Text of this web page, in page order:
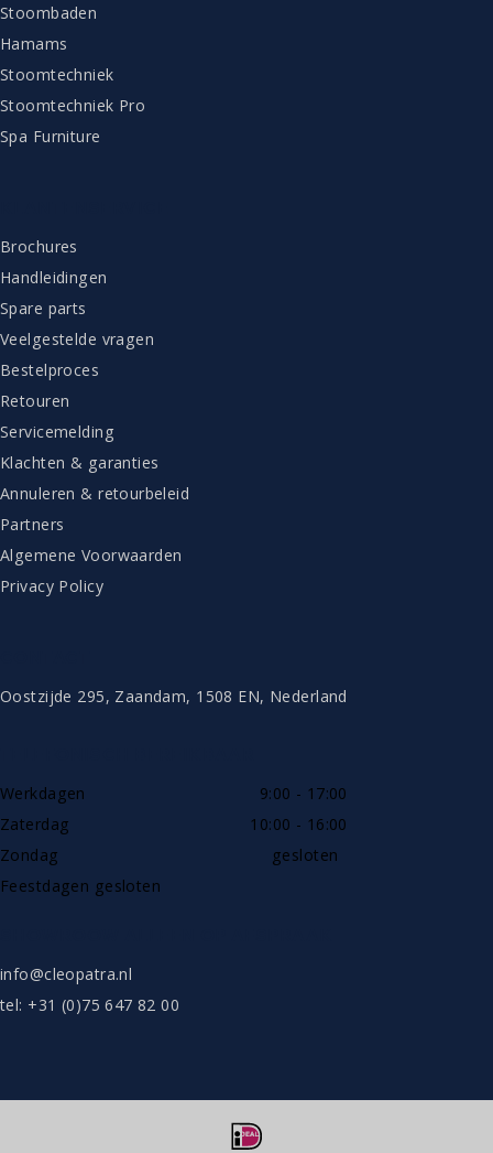
Stoombaden
Hamams
Stoomtechniek
Stoomtechniek Pro
Spa Furniture
Brochures
Handleidingen
Spare parts
Veelgestelde vragen
Bestelproces
Retouren
Servicemelding
Klachten & garanties
Annuleren & retourbeleid
Partners
Algemene Voorwaarden
Privacy Policy
Oostzijde 295, Zaandam, 1508 EN, Nederland
Werkdagen
9:00 - 17:00
Zaterdag
10:00 - 16:00
Zondag
gesloten
Feestdagen gesloten
info@cleopatra.nl
tel: +31 (0)75 647 82 00